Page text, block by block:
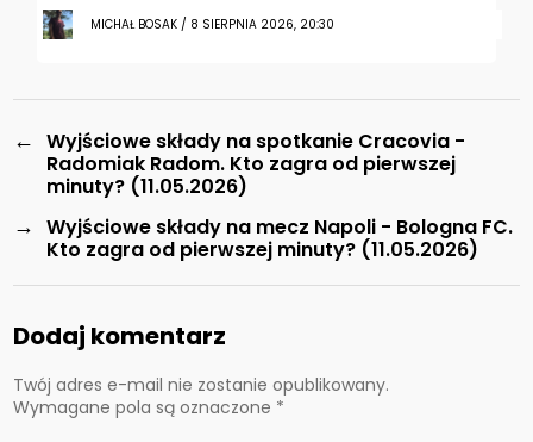
MICHAŁ BOSAK / 8 SIERPNIA 2026, 20:30
← Wyjściowe składy na spotkanie Cracovia -
Radomiak Radom. Kto zagra od pierwszej
minuty? (11.05.2026)
→ Wyjściowe składy na mecz Napoli - Bologna FC.
Kto zagra od pierwszej minuty? (11.05.2026)
Dodaj komentarz
Twój adres e-mail nie zostanie opublikowany.
Wymagane pola są oznaczone *